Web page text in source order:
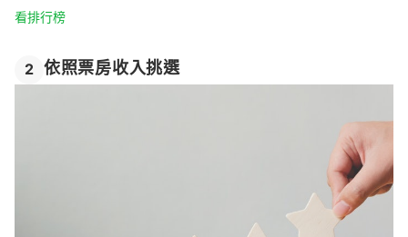
看排行榜
2 依照票房收入挑選